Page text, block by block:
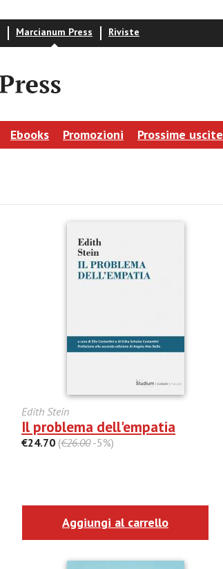
Marcianum Press Riviste
Ebooks Promozioni Prossime uscite
Edith Stein
Il problema dell'empatia
€24.70 (€26.00-5%)
Aggiungi al carrello